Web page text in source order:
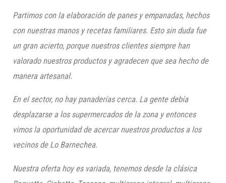
Partimos con la elaboración de panes y empanadas, hechos
con nuestras manos y recetas familiares. Esto sin duda fue
un gran acierto, porque nuestros clientes siempre han
valorado nuestros productos y agradecen que sea hecho de
manera artesanal.
En el sector, no hay panaderías cerca. La gente debía
desplazarse a los supermercados de la zona y entonces
vimos la oportunidad de acercar nuestros productos a los
vecinos de Lo Barnechea.
Nuestra oferta hoy es variada, tenemos desde la clásica